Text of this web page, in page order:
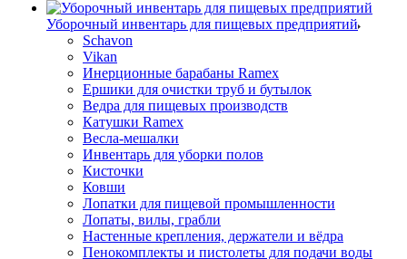
Уборочный инвентарь для пищевых предприятий
Schavon
Vikan
Инерционные барабаны Ramex
Ершики для очистки труб и бутылок
Ведра для пищевых производств
Катушки Ramex
Весла-мешалки
Инвентарь для уборки полов
Кисточки
Ковши
Лопатки для пищевой промышленности
Лопаты, вилы, грабли
Настенные крепления, держатели и вёдра
Пенокомплекты и пистолеты для подачи воды